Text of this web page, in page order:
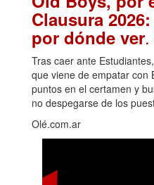
Clausura
por dónde ver
Tras caer ante
que viene de empatar con
puntos en el certamen y
no despegarse de los
Olé.com.ar